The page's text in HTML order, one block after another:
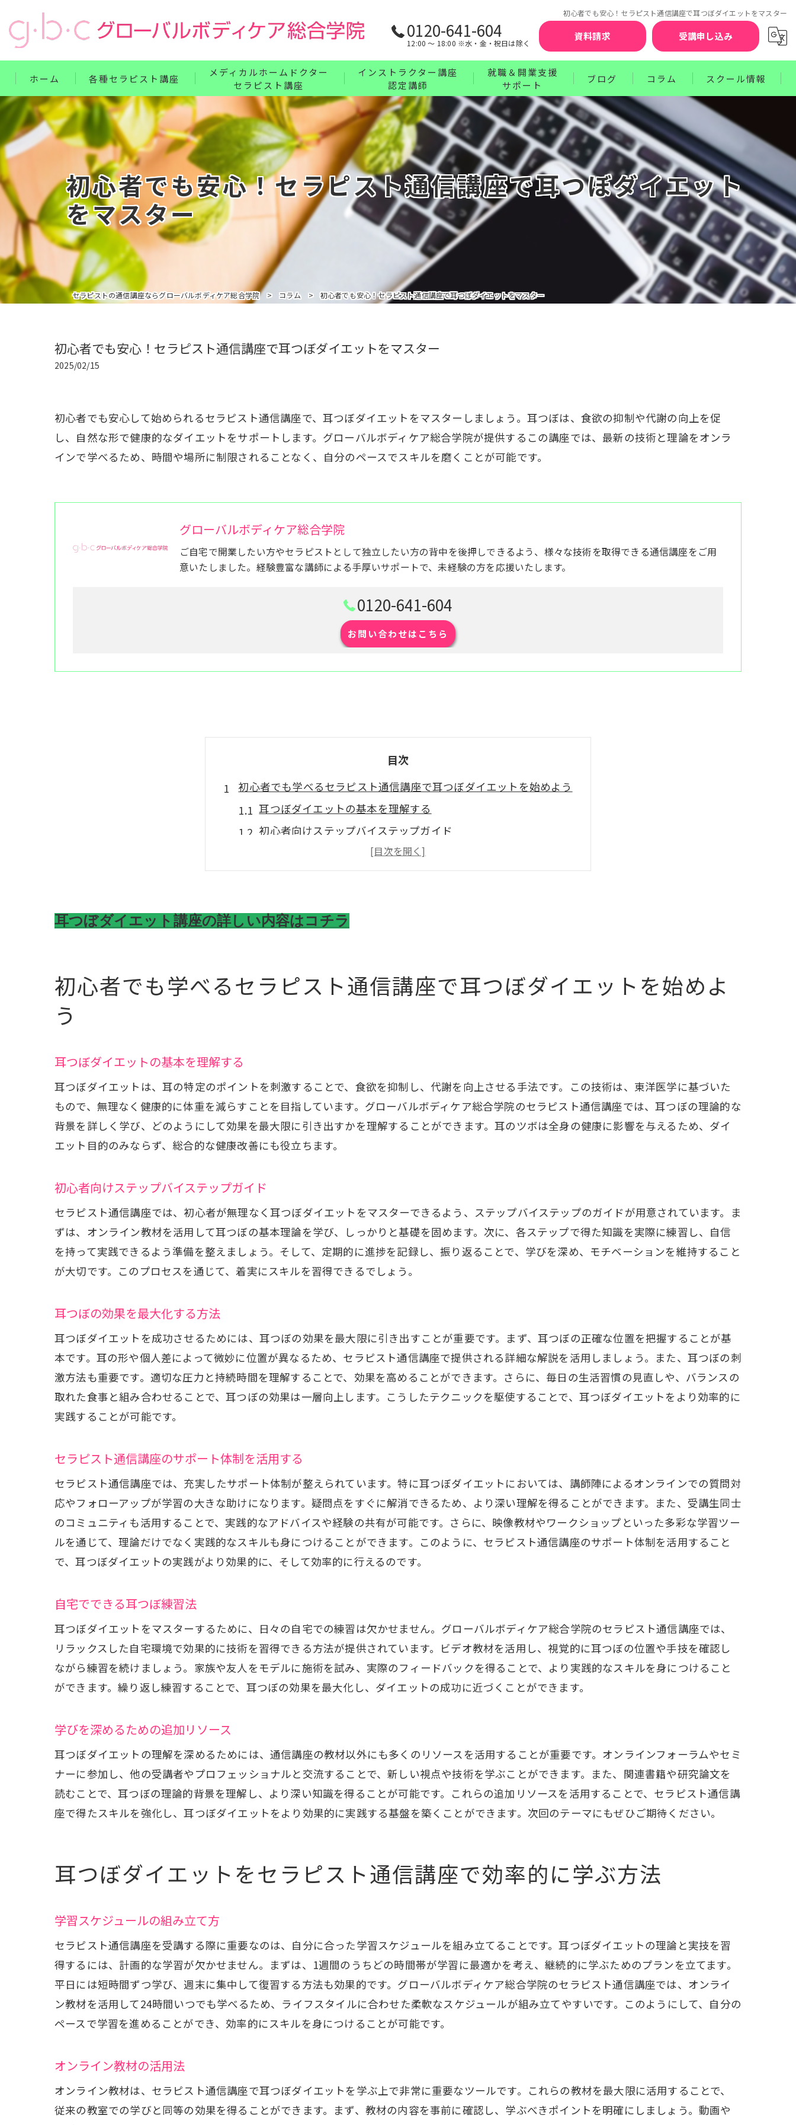
初心者でも安心！セラピスト通信講座で耳つぼダイエットをマスター
0120-641-604
12:00 〜 18:00 ※水・金・祝日は除く
資料請求 受講申し込み
ホーム 各種セラピスト講座
リンパ・ボディケア整体コース
フェイス・ヘッド・耳つぼコース
ハンドコース
フットコース
ベビー・腸もみコース
セット講座
メディカルホームドクター
セラピスト講座
セット講座
ホームドクター講座について
インストラクター講座
認定講師
リンパ・ボディケア・整体・腸もみインストラクターコース
フェイス・ヘッド・耳つぼインストラクターコース
ハンドインストラクターコース
フットインストラクターコース
まとめてお得なインストラクターセットコース
インストラクター講座について
インストラクターを追加受講の方はこちら
就職＆開業支援
サポート
業界最強のサポート
充実の教育プログラム
ブログ
お知らせ
ワンポイントレッスン
コラム スクール情報
セラピスト賠償責任補償制度
講師紹介
受講前の不安を解消するQ&A
お申込みから資格取得までのステップ
受講生の声
卒業生の声
受講料のお支払方法
W資格と就職サポート
初心者でも安心！セラピスト通信講座で耳つぼダイエット
をマスター
セラピストの通信講座ならグローバルボディケア総合学院 コラム 初心者でも安心！セラピスト通信講座で耳つぼダイエットをマスター
初心者でも安心！セラピスト通信講座で耳つぼダイエットをマスター
2025/02/15
初心者でも安心して始められるセラピスト通信講座で、耳つぼダイエットをマスターしましょう。耳つぼは、食欲の抑制や代謝の向上を促
し、自然な形で健康的なダイエットをサポートします。グローバルボディケア総合学院が提供するこの講座では、最新の技術と理論をオンラ
インで学べるため、時間や場所に制限されることなく、自分のペースでスキルを磨くことが可能です。
グローバルボディケア総合学院
ご自宅で開業したい方やセラピストとして独立したい方の背中を後押しできるよう、様々な技術を取得できる通信講座をご用
意いたしました。経験豊富な講師による手厚いサポートで、未経験の方を応援いたします。
0120-641-604
お問い合わせはこちら
目次
初心者でも学べるセラピスト通信講座で耳つぼダイエットを始めよう
耳つぼダイエットの基本を理解する
初心者向けステップバイステップガイド
耳つぼの効果を最大化する方法
セラピスト通信講座のサポート体制を活用する
学びを深めるための追加リソース
オンライン教材の活用法
セラピスト通信講座が耳つぼダイエット成功の鍵を握る理由
耳つぼダイエットの成功事例
通信講座の専門的なカリキュラムの強み
受講者のコミュニティから学ぶ
成功へのマインドセットの重要性
オンラインで学ぶ耳つぼダイエットセラピスト通信講座の魅力
時間と場所に縛られない学習の自由
インタラクティブなディスカッションフォーラム
常に更新される最新の資料
自己ペースで進める学習の利点
耳つぼダイエットを支えるセラピスト通信講座の最新技術とは
仮想現実を用いたトレーニング
最新研究とその応用事例
技術革新がもたらす新しい学習体験
未来の耳つぼダイエットへの展望
セラピスト通信講座で耳つぼダイエットをスムーズに習得する秘訣
実践的なスキル習得のための練習法
失敗を恐れずに挑戦する心構え
学んだ知識を日常に活かす方法
成果を実感するための目標設定
短時間で集中して学ぶテクニック
モバイルデバイスで学習を続ける方法
学習の進捗を把握するツールの活用
リフレッシュと学習のバランスの取り方
耳つぼダイエットがもっと身近になるセラピスト通信講座の紹介
耳つぼダイエットの具体的な効果とは
受講者からのポジティブなフィードバック
どんな人でも始めやすい制度設計
耳つぼダイエットを実践するための第一歩
耳つぼダイエット講座の詳しい内容はコチラ
初心者でも学べるセラピスト通信講座で耳つぼダイエットを始めよ
う
耳つぼダイエットの基本を理解する
耳つぼダイエットは、耳の特定のポイントを刺激することで、食欲を抑制し、代謝を向上させる手法です。この技術は、東洋医学に基づいた
もので、無理なく健康的に体重を減らすことを目指しています。グローバルボディケア総合学院のセラピスト通信講座では、耳つぼの理論的な
背景を詳しく学び、どのようにして効果を最大限に引き出すかを理解することができます。耳のツボは全身の健康に影響を与えるため、ダイ
エット目的のみならず、総合的な健康改善にも役立ちます。
初心者向けステップバイステップガイド
セラピスト通信講座では、初心者が無理なく耳つぼダイエットをマスターできるよう、ステップバイステップのガイドが用意されています。ま
ずは、オンライン教材を活用して耳つぼの基本理論を学び、しっかりと基礎を固めます。次に、各ステップで得た知識を実際に練習し、自信
を持って実践できるよう準備を整えましょう。そして、定期的に進捗を記録し、振り返ることで、学びを深め、モチベーションを維持すること
が大切です。このプロセスを通じて、着実にスキルを習得できるでしょう。
耳つぼの効果を最大化する方法
耳つぼダイエットを成功させるためには、耳つぼの効果を最大限に引き出すことが重要です。まず、耳つぼの正確な位置を把握することが基
本です。耳の形や個人差によって微妙に位置が異なるため、セラピスト通信講座で提供される詳細な解説を活用しましょう。また、耳つぼの刺
激方法も重要です。適切な圧力と持続時間を理解することで、効果を高めることができます。さらに、毎日の生活習慣の見直しや、バランスの
取れた食事と組み合わせることで、耳つぼの効果は一層向上します。こうしたテクニックを駆使することで、耳つぼダイエットをより効率的に
実践することが可能です。
セラピスト通信講座のサポート体制を活用する
セラピスト通信講座では、充実したサポート体制が整えられています。特に耳つぼダイエットにおいては、講師陣によるオンラインでの質問対
応やフォローアップが学習の大きな助けになります。疑問点をすぐに解消できるため、より深い理解を得ることができます。また、受講生同士
のコミュニティも活用することで、実践的なアドバイスや経験の共有が可能です。さらに、映像教材やワークショップといった多彩な学習ツー
ルを通じて、理論だけでなく実践的なスキルも身につけることができます。このように、セラピスト通信講座のサポート体制を活用すること
で、耳つぼダイエットの実践がより効果的に、そして効率的に行えるのです。
自宅でできる耳つぼ練習法
耳つぼダイエットをマスターするために、日々の自宅での練習は欠かせません。グローバルボディケア総合学院のセラピスト通信講座では、
リラックスした自宅環境で効果的に技術を習得できる方法が提供されています。ビデオ教材を活用し、視覚的に耳つぼの位置や手技を確認し
ながら練習を続けましょう。家族や友人をモデルに施術を試み、実際のフィードバックを得ることで、より実践的なスキルを身につけること
ができます。繰り返し練習することで、耳つぼの効果を最大化し、ダイエットの成功に近づくことができます。
学びを深めるための追加リソース
耳つぼダイエットの理解を深めるためには、通信講座の教材以外にも多くのリソースを活用することが重要です。オンラインフォーラムやセミ
ナーに参加し、他の受講者やプロフェッショナルと交流することで、新しい視点や技術を学ぶことができます。また、関連書籍や研究論文を
読むことで、耳つぼの理論的背景を理解し、より深い知識を得ることが可能です。これらの追加リソースを活用することで、セラピスト通信講
座で得たスキルを強化し、耳つぼダイエットをより効果的に実践する基盤を築くことができます。次回のテーマにもぜひご期待ください。
耳つぼダイエットをセラピスト通信講座で効率的に学ぶ方法
学習スケジュールの組み立て方
セラピスト通信講座を受講する際に重要なのは、自分に合った学習スケジュールを組み立てることです。耳つぼダイエットの理論と実技を習
得するには、計画的な学習が欠かせません。まずは、1週間のうちどの時間帯が学習に最適かを考え、継続的に学ぶためのプランを立てます。
平日には短時間ずつ学び、週末に集中して復習する方法も効果的です。グローバルボディケア総合学院のセラピスト通信講座では、オンライ
ン教材を活用して24時間いつでも学べるため、ライフスタイルに合わせた柔軟なスケジュールが組み立てやすいです。このようにして、自分の
ペースで学習を進めることができ、効率的にスキルを身につけることが可能です。
オンライン教材の活用法
オンライン教材は、セラピスト通信講座で耳つぼダイエットを学ぶ上で非常に重要なツールです。これらの教材を最大限に活用することで、
従来の教室での学びと同等の効果を得ることができます。まず、教材の内容を事前に確認し、学ぶべきポイントを明確にしましょう。動画や